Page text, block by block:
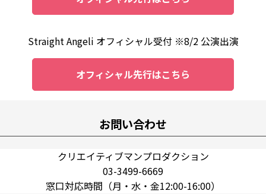
Straight Angeli オフィシャル受付 ※8/2 公演出演
オフィシャル先行はこちら
お問い合わせ
クリエイティブマンプロダクション
03-3499-6669
窓口対応時間（月・水・金12:00-16:00）